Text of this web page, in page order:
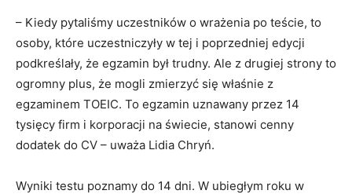
– Kiedy pytaliśmy uczestników o wrażenia po teście, to
osoby, które uczestniczyły w tej i poprzedniej edycji
podkreślały, że egzamin był trudny. Ale z drugiej strony to
ogromny plus, że mogli zmierzyć się właśnie z
egzaminem TOEIC. To egzamin uznawany przez 14
tysięcy firm i korporacji na świecie, stanowi cenny
dodatek do CV – uważa Lidia Chryń.
Wyniki testu poznamy do 14 dni. W ubiegłym roku w